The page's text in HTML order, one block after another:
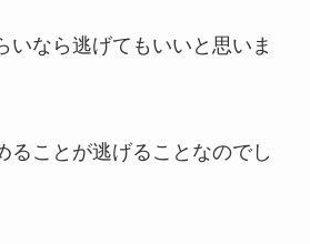
いなら逃げてもいいと思いま
ることが逃げることなのでし